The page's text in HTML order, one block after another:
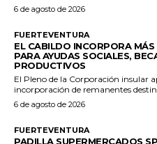
6 de agosto de 2026
FUERTEVENTURA
EL CABILDO INCORPORA
PARA AYUDAS SOCIALES,
PRODUCTIVOS
El Pleno de la Corporación insular
incorporación de remanentes
6 de agosto de 2026
FUERTEVENTURA
PADILLA SUPERMERCADOS